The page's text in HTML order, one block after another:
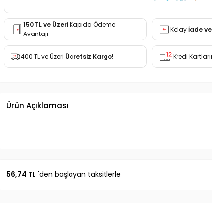
150 TL ve ÜzeriKapıda Ödeme
Avantajı
Kolayİade
400 TL ve Üzeri Ücretsiz Kargo! Kredi
Ürün Açıklaması
56,74 TL 'den başlayan taksitlerle